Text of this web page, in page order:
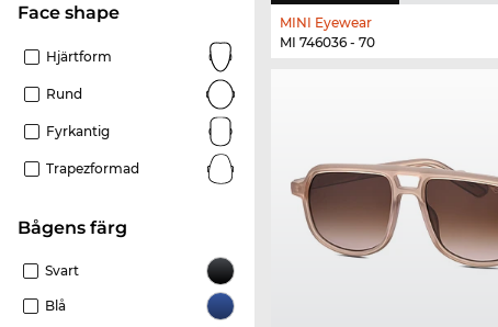
Face shape
Hjärtform
Rund
Fyrkantig
Trapezformad
Bågens färg
Svart
Blå
MINI Eyewear
MI 746036 - 70